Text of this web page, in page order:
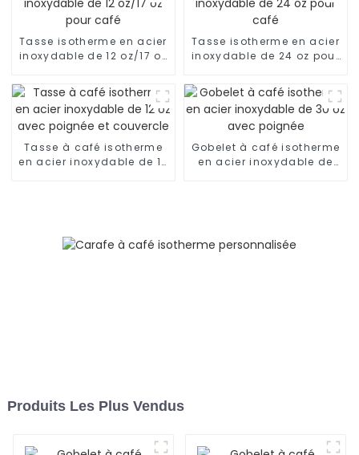
Tasse isotherme en acier
inoxydable de 12 oz/17 oz
Tasse isotherme en acier
inoxydable de 24 oz pour
Tasse à café isotherme
en acier inoxydable de 12
Gobelet à café isotherme
en acier inoxydable de
Produits Les Plus Vendus